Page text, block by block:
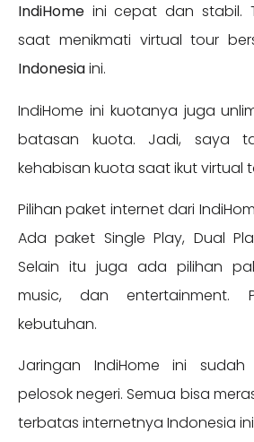
IndiHome ini cepat dan stabil.
saat menikmati virtual tour
Indonesiaini.
IndiHome ini kuotanya juga
batasan kuota. Jadi, saya
kehabisan kuota saat ikut virtual
Pilihan paket internet dari
Ada paket Single Play, Dual
Selain itu juga ada pilihan
music, dan entertainment.
kebutuhan.
Jaringan IndiHome ini
pelosok negeri. Semua bisa
terbatas internetnya Indonesia